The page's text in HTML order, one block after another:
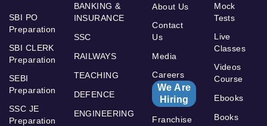
SBI PO
Preparation
SBI CLERK
Preparation
SEBI
Preparation
SSC JE
Preparation
BANKING &
INSURANCE
SSC
RAILWAYS
TEACHING
DEFENCE
ENGINEERING
About Us
Contact
Us
Media
Careers
We Are
Hiring
Franchise
Mock
Tests
Live
Classes
Videos
Course
Ebooks
Books